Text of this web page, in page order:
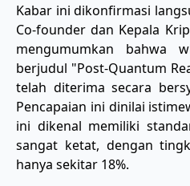
Kabar ini dikonfirmasi
Co-founder dan Kepala
mengumumkan bahwa
berjudul "Post-Quantum
telah diterima secara
Pencapaian ini dinilai
ini dikenal memiliki
sangat ketat, dengan
hanya sekitar 18%.